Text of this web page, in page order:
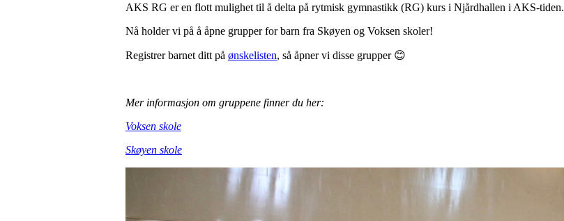
AKS RG er en flott mulighet til å delta på rytmisk gymnastikk (RG) kurs i Njårdhallen i AKS-tiden.
Nå holder vi på å åpne grupper for barn fra Skøyen og Voksen skoler!
Registrer barnet ditt på ønskelisten, så åpner vi disse grupper 😊
Mer informasjon om gruppene finner du her:
Voksen skole
Skøyen skole